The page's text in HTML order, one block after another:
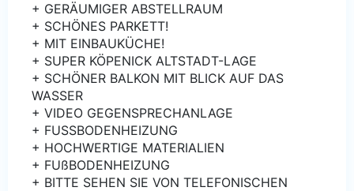
+ GERÄUMIGER ABSTELLRAUM
+ SCHÖNES PARKETT!
+ MIT EINBAUKÜCHE!
+ SUPER KÖPENICK ALTSTADT-LAGE
+ SCHÖNER BALKON MIT BLICK AUF DAS
WASSER
+ VIDEO GEGENSPRECHANLAGE
+ FUSSBODENHEIZUNG
+ HOCHWERTIGE MATERIALIEN
+ FUßBODENHEIZUNG
+ BITTE SEHEN SIE VON TELEFONISCHEN